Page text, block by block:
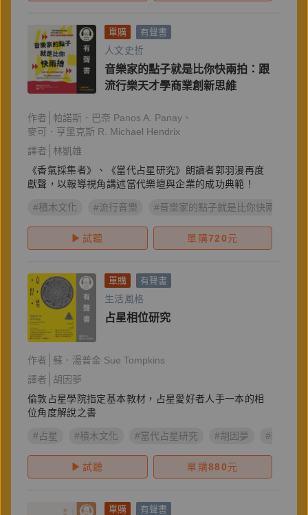
單購 有聲書
人文史哲
音樂家的點子就是比你快兩拍：跟
流行樂天才學商業創新思維
作者
帕諾斯．巴奈 Panos A. Panay
麥可．亨里克斯 R. Michael Hendrix
譯者
林凱雄
《香氣採集者》、《當代占星研究》朗讀者郭羽漫再度
獻聲，以報導視角講述當代樂壇與企業的成功典範！
#積木文化 #流行音樂 #音樂家的點子就是比你快兩拍
試聽 單購720元
單購 有聲書
生活風格
占星相位研究
作者
蘇．湯普金 Sue Tompkins
譯者
胡因夢
倫敦占星學院指定基本教材，占星愛好者人手一本的相
位角度解說之書
#占星 #積木文化 #當代占星研究 #胡因夢 #玖夏
試聽 單購880元
單購 有聲書